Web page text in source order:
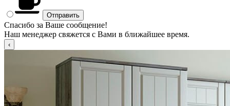
Спасибо за Ваше сообщение!
Наш менеджер свяжется с Вами в ближайшее время.